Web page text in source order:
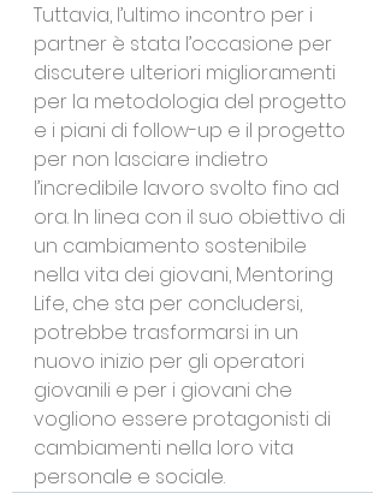
Tuttavia, l’ultimo incontro per i
partner è stata l’occasione per
discutere ulteriori miglioramenti
per la metodologia del progetto
e i piani di follow-up e il progetto
per non lasciare indietro
l’incredibile lavoro svolto fino ad
ora. In linea con il suo obiettivo di
un cambiamento sostenibile
nella vita dei giovani, Mentoring
Life, che sta per concludersi,
potrebbe trasformarsi in un
nuovo inizio per gli operatori
giovanili e per i giovani che
vogliono essere protagonisti di
cambiamenti nella loro vita
personale e sociale.